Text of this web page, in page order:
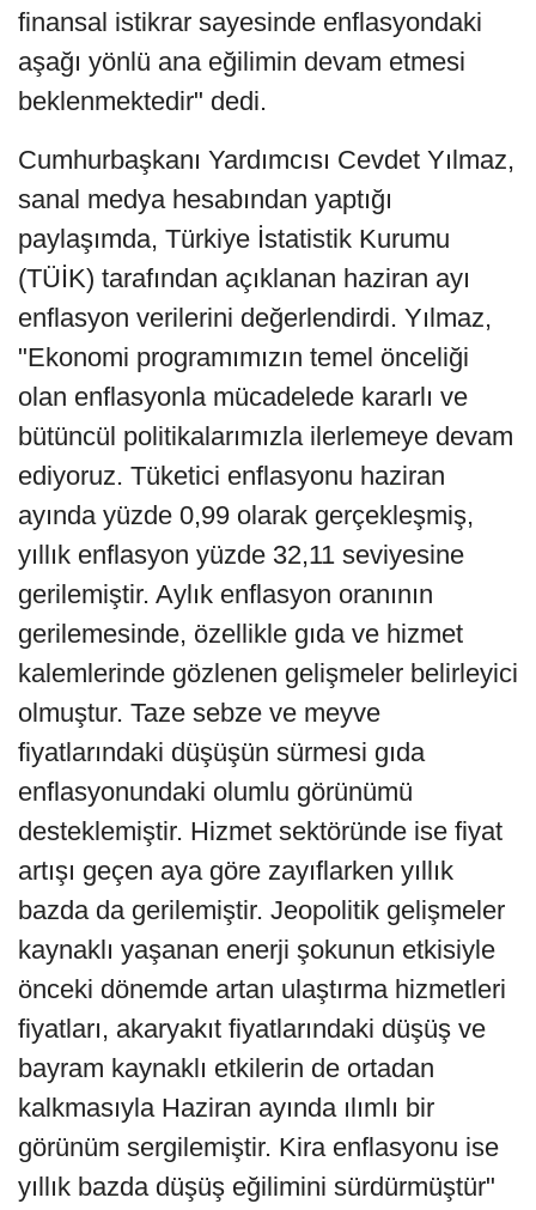
finansal istikrar sayesinde enflasyondaki
aşağı yönlü ana eğilimin devam etmesi
beklenmektedir" dedi.
Cumhurbaşkanı Yardımcısı Cevdet Yılmaz,
sanal medya hesabından yaptığı
paylaşımda, Türkiye İstatistik Kurumu
(TÜİK) tarafından açıklanan haziran ayı
enflasyon verilerini değerlendirdi. Yılmaz,
"Ekonomi programımızın temel önceliği
olan enflasyonla mücadelede kararlı ve
bütüncül politikalarımızla ilerlemeye devam
ediyoruz. Tüketici enflasyonu haziran
ayında yüzde 0,99 olarak gerçekleşmiş,
yıllık enflasyon yüzde 32,11 seviyesine
gerilemiştir. Aylık enflasyon oranının
gerilemesinde, özellikle gıda ve hizmet
kalemlerinde gözlenen gelişmeler belirleyici
olmuştur. Taze sebze ve meyve
fiyatlarındaki düşüşün sürmesi gıda
enflasyonundaki olumlu görünümü
desteklemiştir. Hizmet sektöründe ise fiyat
artışı geçen aya göre zayıflarken yıllık
bazda da gerilemiştir. Jeopolitik gelişmeler
kaynaklı yaşanan enerji şokunun etkisiyle
önceki dönemde artan ulaştırma hizmetleri
fiyatları, akaryakıt fiyatlarındaki düşüş ve
bayram kaynaklı etkilerin de ortadan
kalkmasıyla Haziran ayında ılımlı bir
görünüm sergilemiştir. Kira enflasyonu ise
yıllık bazda düşüş eğilimini sürdürmüştür"